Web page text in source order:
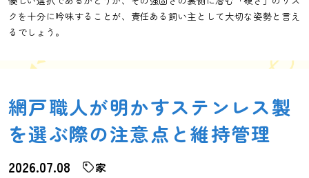
クを十分に吟味することが、責任ある飼い主として大切な姿勢と言え
るでしょう。
網戸職人が明かすステンレス製
を選ぶ際の注意点と維持管理
2026.07.08 家